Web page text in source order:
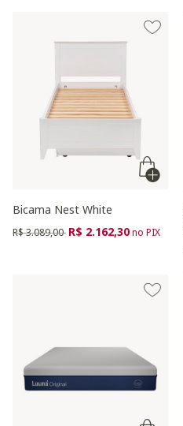
Bicama Nest White
Preço reduzido de
R$ 3.089,00 para
R$ 2.162,30no PIX